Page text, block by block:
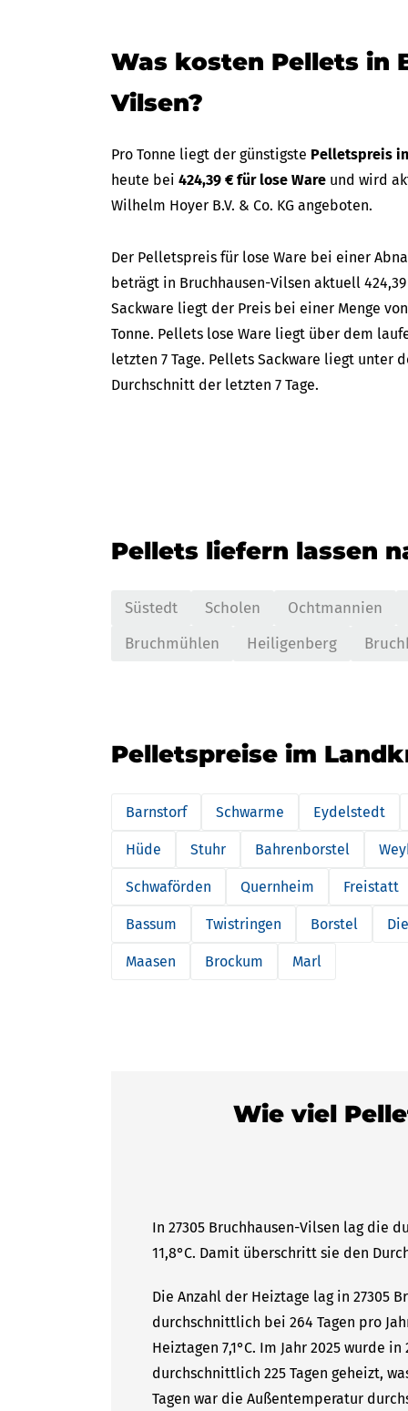
Was kosten Pellets in
Vilsen?
Pro Tonne liegt der günstigste Pelletspreis
heute bei 424,39 € für lose Ware und wird
Wilhelm Hoyer B.V. & Co. KG angeboten.
Der Pelletspreis für lose Ware bei einer
beträgt in Bruchhausen-Vilsen aktuell
Sackware liegt der Preis bei einer Menge
Tonne. Pellets lose Ware liegt über dem
letzten 7 Tage. Pellets Sackware liegt unter
Durchschnitt der letzten 7 Tage.
Pellets liefern lassen
Süstedt Scholen
Ochtmannien
Bruchmühlen
Heiligenberg
Pelletspreise im
Barnstorf Schwarme Eydelstedt
Hüde Stuhr Bahrenborstel
Schwaförden Quernheim Freistatt
Bassum Twistringen Borstel
Maasen Brockum Marl
Wie viel
In 27305 Bruchhausen-Vilsen lag die
11,8°C. Damit überschritt sie den
Die Anzahl der Heiztage lag in 27305
durchschnittlich bei 264 Tagen pro
Heiztagen 7,1°C. Im Jahr 2025 wurde
durchschnittlich 225 Tagen geheizt,
Tagen war die Außentemperatur